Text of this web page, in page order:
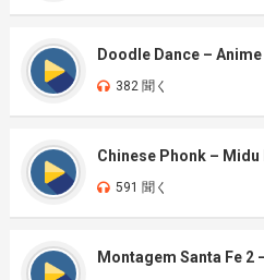
Doodle Dance –
382 聞く
Chinese Phonk –
591 聞く
Montagem Santa Fe 2